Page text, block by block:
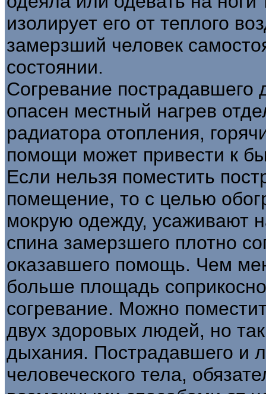
изолирует его от теплого
замерзший человек
состоянии.
Согревание
опасен местный нагрев
радиатора отопления,
помощи может привести к
Если нельзя поместить
помещение, то с целью
мокрую одежду, усаживают
спина замерзшего плотно
оказавшего помощь. Чем
больше площадь
согревание. Можно
двух здоровых людей, но
дыхания. Пострадавшего и
человеческого тела,